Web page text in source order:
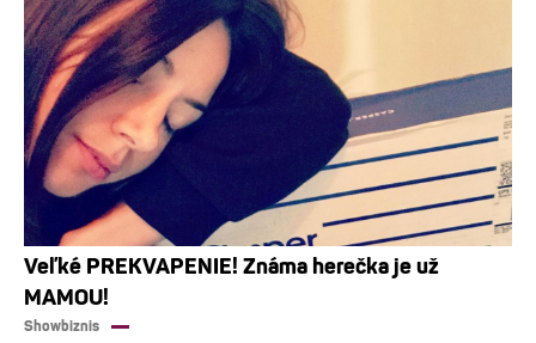
Veľké PREKVAPENIE! Známa herečka je už
MAMOU!
Showbiznis